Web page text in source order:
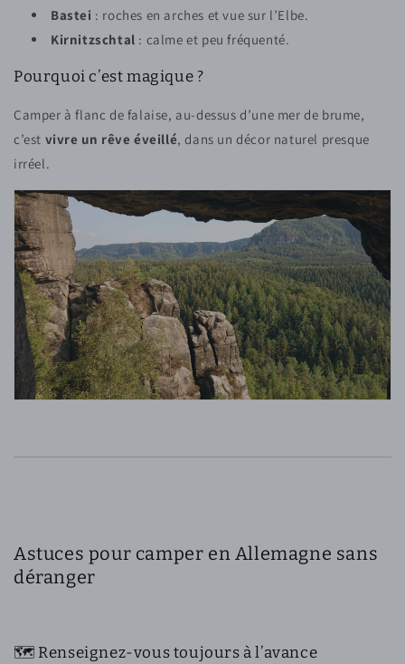
Bastei : roches en arches et vue sur l’Elbe.
Kirnitzschtal : calme et peu fréquenté.
Pourquoi c’est magique ?
Camper à flanc de falaise, au-dessus d’une mer de brume,
c’est vivre un rêve éveillé, dans un décor naturel presque
irréel.
Astuces pour camper en Allemagne sans
déranger
🗺️ Renseignez-vous toujours à l’avance